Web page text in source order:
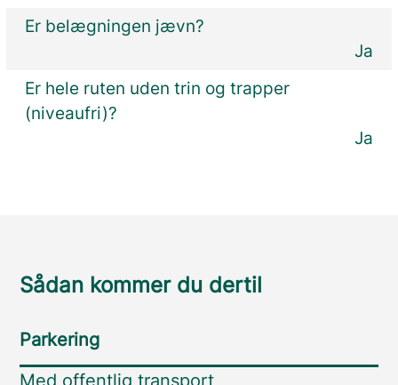
Er belægningen jævn?
Ja
Er hele ruten uden trin og trapper
(niveaufri)?
Ja
Sådan kommer du dertil
Parkering
Med offentlig transport